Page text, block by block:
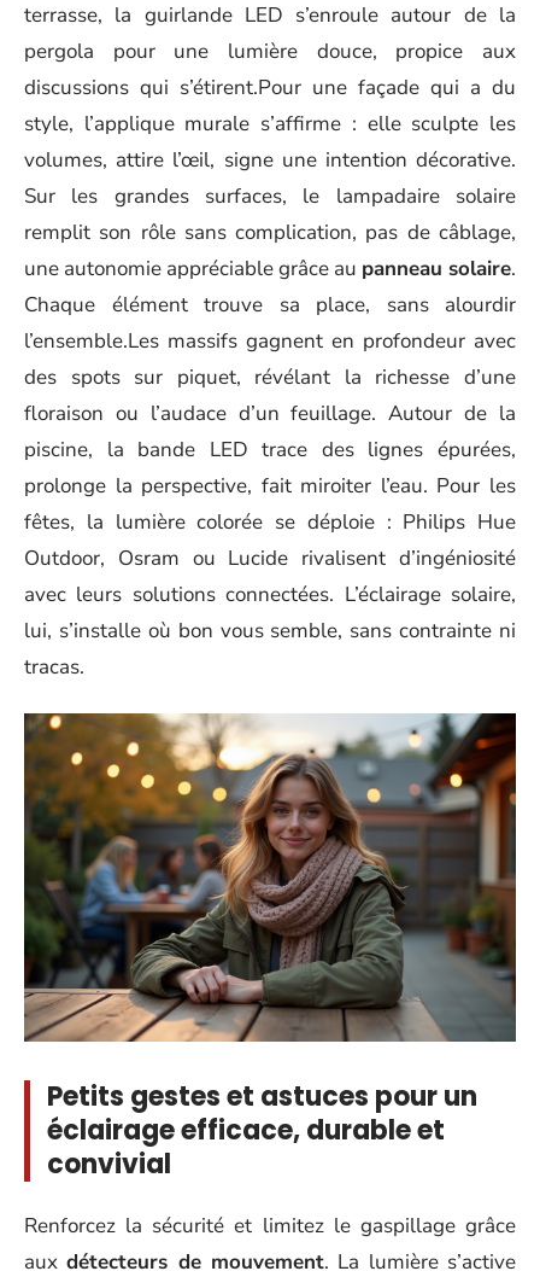
terrasse, la guirlande LED s’enroule autour de la
pergola pour une lumière douce, propice aux
discussions qui s’étirent.Pour une façade qui a du
style, l’applique murale s’affirme : elle sculpte les
volumes, attire l’œil, signe une intention décorative.
Sur les grandes surfaces, le lampadaire solaire
remplit son rôle sans complication, pas de câblage,
une autonomie appréciable grâce au panneau solaire.
Chaque élément trouve sa place, sans alourdir
l’ensemble.Les massifs gagnent en profondeur avec
des spots sur piquet, révélant la richesse d’une
floraison ou l’audace d’un feuillage. Autour de la
piscine, la bande LED trace des lignes épurées,
prolonge la perspective, fait miroiter l’eau. Pour les
fêtes, la lumière colorée se déploie : Philips Hue
Outdoor, Osram ou Lucide rivalisent d’ingéniosité
avec leurs solutions connectées. L’éclairage solaire,
lui, s’installe où bon vous semble, sans contrainte ni
tracas.
Petits gestes et astuces pour un
éclairage efficace, durable et
convivial
Renforcez la sécurité et limitez le gaspillage grâce
auxdétecteurs de mouvement. La lumière s’active